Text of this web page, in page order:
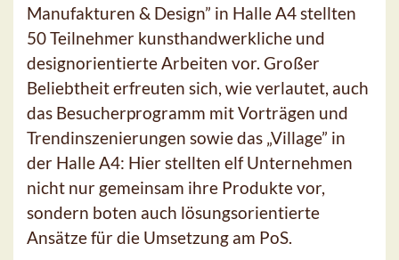
Manufakturen & Design” in Halle A4 stellten
50 Teilnehmer kunsthandwerkliche und
designorientierte Arbeiten vor. Großer
Beliebtheit erfreuten sich, wie verlautet, auch
das Besucherprogramm mit Vorträgen und
Trendinszenierungen sowie das „Village” in
der Halle A4: Hier stellten elf Unternehmen
nicht nur gemeinsam ihre Produkte vor,
sondern boten auch lösungsorientierte
Ansätze für die Umsetzung am PoS.